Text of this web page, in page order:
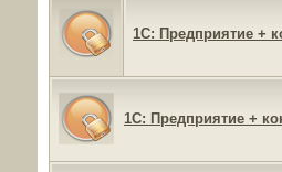
1C: Предприятие +
1C: Предприятие +